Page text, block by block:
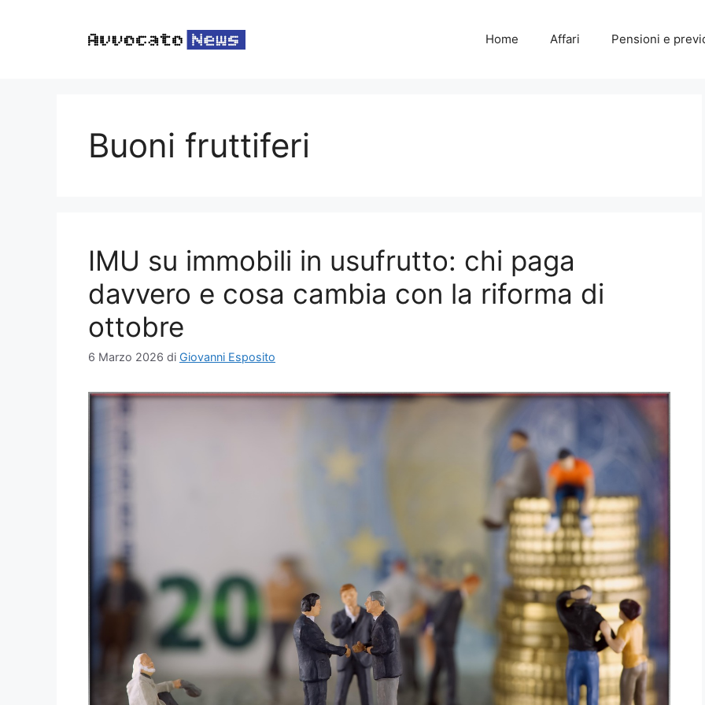
Home Affari Pensioni e
Buoni fruttiferi
IMU su immobili in usufrutto: chi paga
davvero e cosa cambia con la riforma di
ottobre
6 Marzo 2026 di Giovanni Esposito